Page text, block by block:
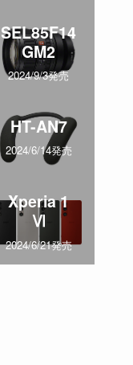
SEL85F14
GM2
2024/9/3発売
HT-AN7
2024/6/14発売
Xperia 1
Ⅵ
2024/6/21発売